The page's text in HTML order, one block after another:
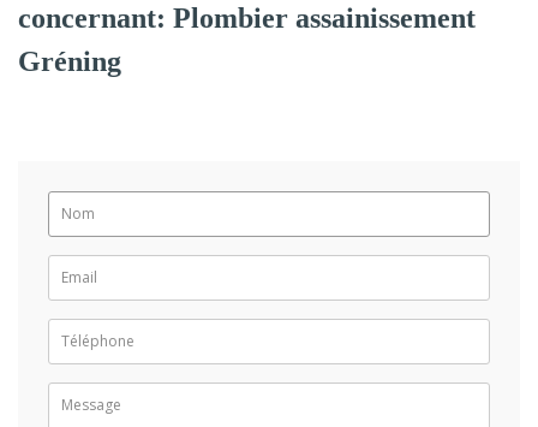
concernant: Plombier assainissement
Gréning